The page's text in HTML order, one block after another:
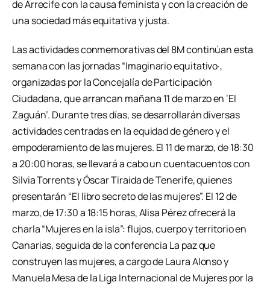
de Arrecife con la causa feminista y con la creación de
una sociedad más equitativa y justa.
Las actividades conmemorativas del 8M continúan esta
semana con las jornadas “Imaginario equitativo·,
organizadas por la Concejalía de Participación
Ciudadana, que arrancan mañana 11 de marzo en ‘El
Zaguán’. Durante tres días, se desarrollarán diversas
actividades centradas en la equidad de género y el
empoderamiento de las mujeres. El 11 de marzo, de 18:30
a 20:00 horas, se llevará a cabo un cuentacuentos con
Silvia Torrents y Óscar Tiraida de Tenerife, quienes
presentarán “El libro secreto de las mujeres”. El 12 de
marzo, de 17:30 a 18:15 horas, Alisa Pérez ofrecerá la
charla “Mujeres en la isla”: flujos, cuerpo y territorio en
Canarias, seguida de la conferencia La paz que
construyen las mujeres, a cargo de Laura Alonso y
Manuela Mesa de la Liga Internacional de Mujeres por la